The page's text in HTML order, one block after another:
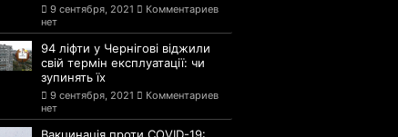
9 сентября, 2021
Комментариев
нет
94 ліфти у Чернігові віджили
свій термін експлуатації: чи
зупинять їх
9 сентября, 2021
Комментариев
нет